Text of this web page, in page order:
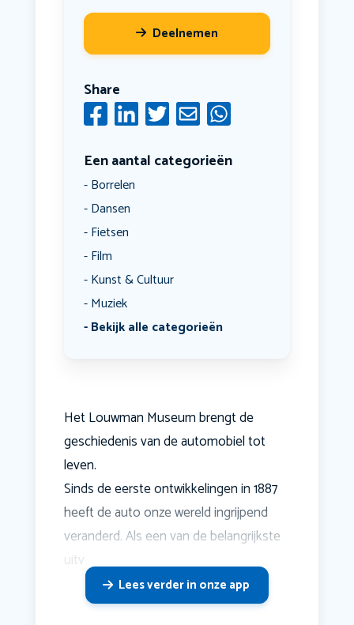
Deelnemen
Share
Een aantal categorieën
Borrelen
Dansen
Fietsen
Film
Kunst & Cultuur
Muziek
Bekijk alle categorieën
Het Louwman Museum brengt de
geschiedenis van de automobiel tot
leven.
Sinds de eerste ontwikkelingen in 1887
heeft de auto onze wereld ingrijpend
veranderd. Als een van de belangrijkste
uitv
Lees verder in onze app